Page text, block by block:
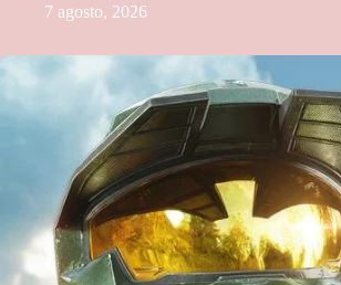
7 agosto, 2026